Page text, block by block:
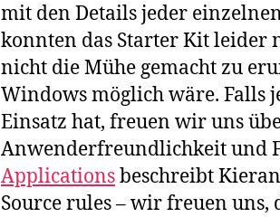
mit den Details jeder
konnten das Starter Kit leider
nicht die Mühe gemacht zu
Windows möglich wäre. Falls
Einsatz hat, freuen wir uns
Anwenderfreundlichkeit und
Applicationsbeschreibt
Source rules – wir freuen uns,